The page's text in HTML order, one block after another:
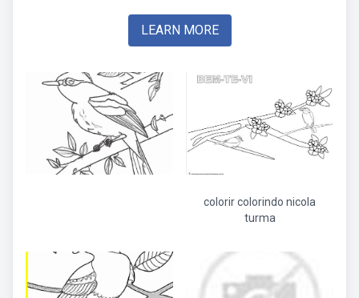
LEARN MORE
colorir colorindo nicola
turma